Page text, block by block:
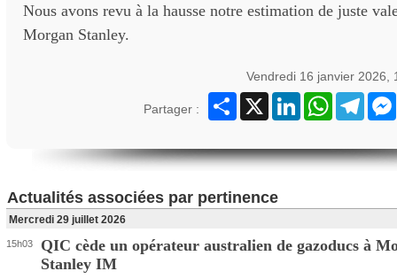
Nous avons revu à la hausse notre estimation de juste
Morgan Stanley.
Vendredi 16 janvier 2026,
Partager :
Partager
X LinkedInWhatsApp
Actualités associées par pertinence
Mercredi 29 juillet 2026
15h03
QIC cède un opérateur australien de gazoducs à
Stanley IM